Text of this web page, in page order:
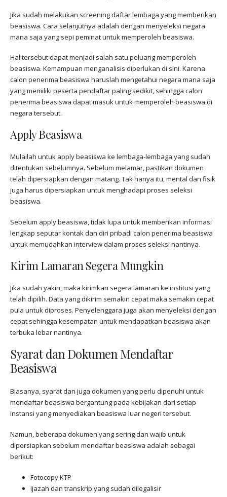
Jika sudah melakukan screening daftar lembaga yang memberikan
beasiswa. Cara selanjutnya adalah dengan menyeleksi negara
mana saja yang sepi peminat untuk memperoleh beasiswa.
Hal tersebut dapat menjadi salah satu peluang memperoleh
beasiswa. Kemampuan menganalisis diperlukan di sini. Karena
calon penerima beasiswa haruslah mengetahui negara mana saja
yang memiliki peserta pendaftar paling sedikit, sehingga calon
penerima beasiswa dapat masuk untuk memperoleh beasiswa di
negara tersebut.
Apply Beasiswa
Mulailah untuk apply beasiswa ke lembaga-lembaga yang sudah
ditentukan sebelumnya. Sebelum melamar, pastikan dokumen
telah dipersiapkan dengan matang. Tak hanya itu, mental dan fisik
juga harus dipersiapkan untuk menghadapi proses seleksi
beasiswa.
Sebelum apply beasiswa, tidak lupa untuk memberikan informasi
lengkap seputar kontak dan diri pribadi calon penerima beasiswa
untuk memudahkan interview dalam proses seleksi nantinya.
Kirim Lamaran Segera Mungkin
Jika sudah yakin, maka kirimkan segera lamaran ke institusi yang
telah dipilih. Data yang dikirim semakin cepat maka semakin cepat
pula untuk diproses. Penyelenggara juga akan menyeleksi dengan
cepat sehingga kesempatan untuk mendapatkan beasiswa akan
terbuka lebar nantinya.
Syarat dan Dokumen Mendaftar
Beasiswa
Biasanya, syarat dan juga dokumen yang perlu dipenuhi untuk
mendaftar beasiswa bergantung pada kebijakan dari setiap
instansi yang menyediakan beasiswa luar negeri tersebut.
Namun, beberapa dokumen yang sering dan wajib untuk
dipersiapkan sebelum mendaftar beasiswa adalah sebagai
berikut:
Fotocopy KTP
Ijazah dan transkrip yang sudah dilegalisir